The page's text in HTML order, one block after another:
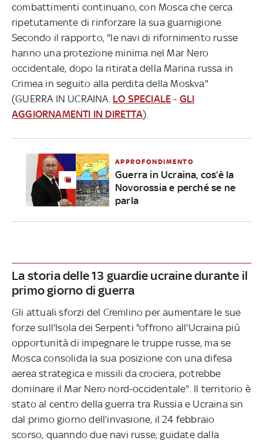
combattimenti continuano, con Mosca che cerca
ripetutamente di rinforzare la sua guarnigione.
Secondo il rapporto, "le navi di rifornimento russe
hanno una protezione minima nel Mar Nero
occidentale, dopo la ritirata della Marina russa in
Crimea in seguito alla perdita della Moskva"
(GUERRA IN UCRAINA. LO SPECIALE - GLI
AGGIORNAMENTI IN DIRETTA).
APPROFONDIMENTO
Guerra in Ucraina, cos’è la
Novorossia e perché se ne
parla
La storia delle 13 guardie ucraine durante il
primo giorno di guerra
Gli attuali sforzi del Cremlino per aumentare le sue
forze sull'Isola dei Serpenti "offrono all'Ucraina più
opportunità di impegnare le truppe russe, ma se
Mosca consolida la sua posizione con una difesa
aerea strategica e missili da crociera, potrebbe
dominare il Mar Nero nord-occidentale". Il territorio è
stato al centro della guerra tra Russia e Ucraina sin
dal primo giorno dell’invasione, il 24 febbraio
scorso, quanndo due navi russe, guidate dalla